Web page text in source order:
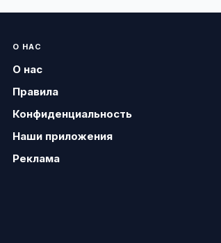
О НАС
О нас
Правила
Конфиденциальность
Наши приложения
Реклама